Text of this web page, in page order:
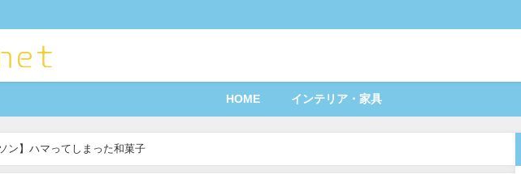
HOME インテリア・家具
ソン】ハマってしまった和菓子